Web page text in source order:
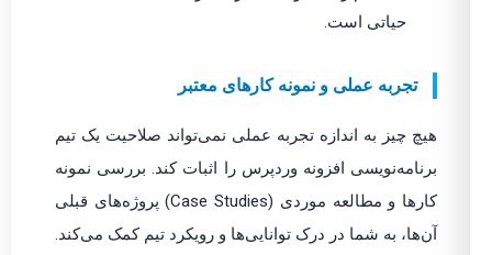
حیاتی است.
تجربه عملی و نمونه کارهای معتبر
هیچ چیز به اندازه تجربه عملی نمی‌تواند صلاحیت یک تیم
برنامه‌نویسی افزونه وردپرس را اثبات کند. بررسی نمونه
کارها و مطالعه موردی (Case Studies) پروژه‌های قبلی
آن‌ها، به شما در درک توانایی‌ها و رویکرد تیم کمک می‌کند.